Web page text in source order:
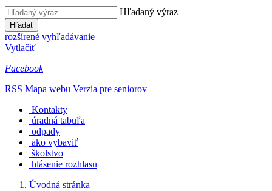
Hľadaný výraz
Hľadať
rozšírené vyhľadávanie
Vytlačiť
Facebook
RSS Mapa webu Verzia pre seniorov
Kontakty
úradná tabuľa
odpady
ako vybaviť
školstvo
hlásenie rozhlasu
Úvodná stránka